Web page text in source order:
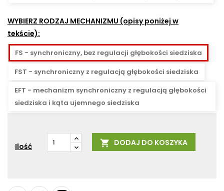
WYBIERZ RODZAJ MECHANIZMU (opisy poniżej w
tekście):
FS - synchroniczny, bez regulacji głębokości siedziska
FST - synchroniczny z regulacją głębokości siedziska
EFT - mechanizm synchroniczny z regulacją głębokości
siedziska i kąta ujemnego siedziska
Ilość  DODAJ DO KOSZYKA